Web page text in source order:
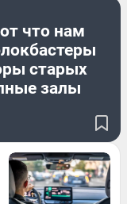
что нам
старых
залы